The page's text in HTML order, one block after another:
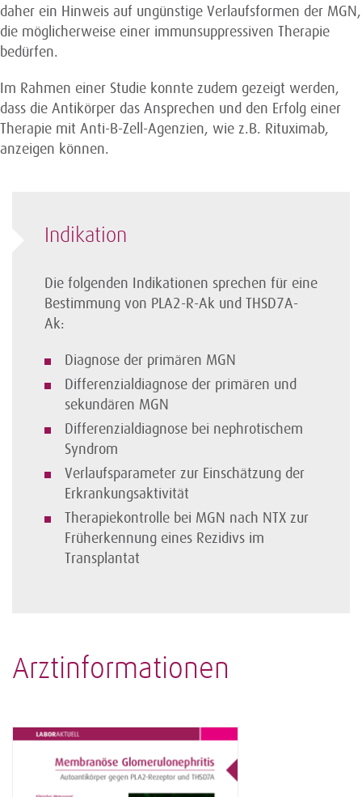
daher ein Hinweis auf ungünstige Verlaufsformen der MGN,
die möglicherweise einer immunsuppressiven Therapie
bedürfen.
Im Rahmen einer Studie konnte zudem gezeigt werden,
dass die Antikörper das Ansprechen und den Erfolg einer
Therapie mit Anti-B-Zell-Agenzien, wie z.B. Rituximab,
anzeigen können.
Indikation
Die folgenden Indikationen sprechen für eine
Bestimmung von PLA2-R-Ak und THSD7A-
Ak:
Diagnose der primären MGN
Differenzialdiagnose der primären und
sekundären MGN
Differenzialdiagnose bei nephrotischem
Syndrom
Verlaufsparameter zur Einschätzung der
Erkrankungsaktivität
Therapiekontrolle bei MGN nach NTX zur
Früherkennung eines Rezidivs im
Transplantat
Arztinformationen